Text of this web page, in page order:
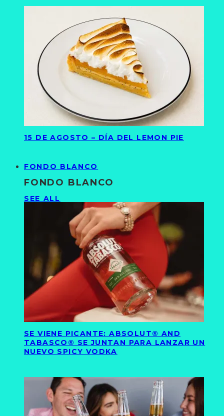
15 DE AGOSTO – DÍA DEL LEMON PIE
FONDO BLANCO
FONDO BLANCO
SEE ALL
SE VIENE PICANTE: ABSOLUT® AND
TABASCO® SE JUNTAN PARA LANZAR UN
NUEVO SPICY VODKA